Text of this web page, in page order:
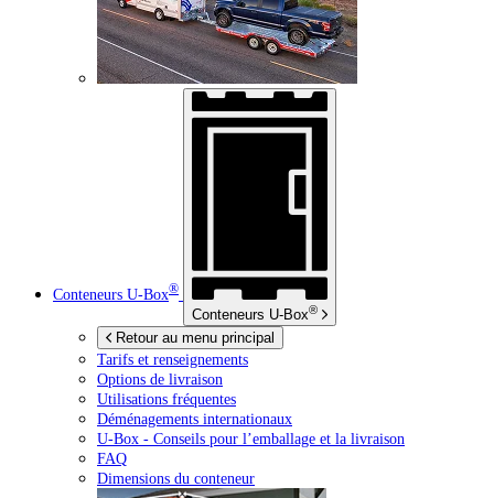
Conteneurs U-Box®
Conteneurs U-Box®
Retour au menu principal
Tarifs et renseignements
Options de livraison
Utilisations fréquentes
Déménagements internationaux
U-Box - Conseils pour l’emballage et la livraison
FAQ
Dimensions du conteneur